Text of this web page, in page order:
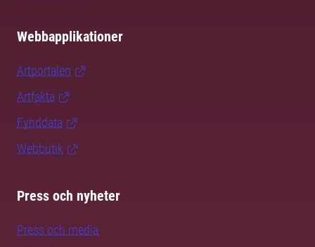
Webbapplikationer
Artportalen
Artfakta
Fynddata
Webbutik
Press och nyheter
Press och media